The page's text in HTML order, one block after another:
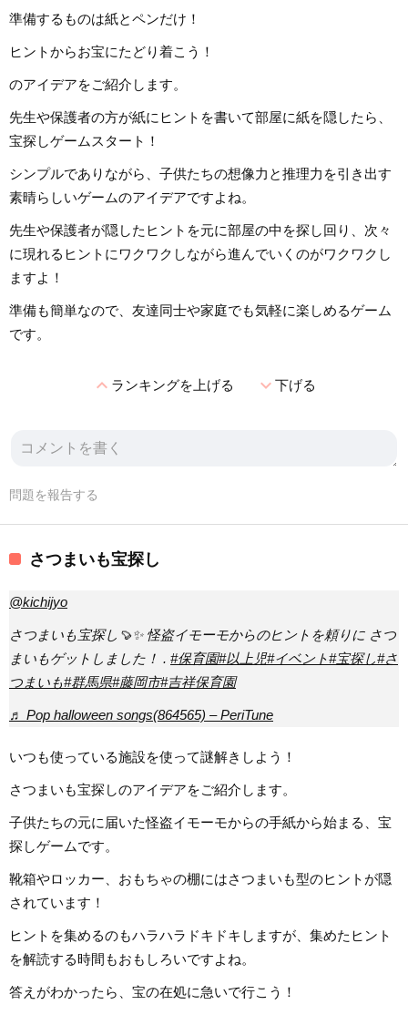
準備するものは紙とペンだけ！
ヒントからお宝にたどり着こう！
のアイデアをご紹介します。
先生や保護者の方が紙にヒントを書いて部屋に紙を隠したら、
宝探しゲームスタート！
シンプルでありながら、子供たちの想像力と推理力を引き出す
素晴らしいゲームのアイデアですよね。
先生や保護者が隠したヒントを元に部屋の中を探し回り、次々
に現れるヒントにワクワクしながら進んでいくのがワクワクし
ますよ！
準備も簡単なので、友達同士や家庭でも気軽に楽しめるゲーム
です。
expand_lessランキングを上げる expand_more下げる
問題を報告する
さつまいも宝探し
@kichijyo
さつまいも宝探し🍠✨ 怪盗イモーモからのヒントを頼りに さつ
まいもゲットしました！ . #保育園#以上児#イベント#宝探し#さ
つまいも#群馬県#藤岡市#吉祥保育園
♬ Pop halloween songs(864565) – PeriTune
いつも使っている施設を使って謎解きしよう！
さつまいも宝探しのアイデアをご紹介します。
子供たちの元に届いた怪盗イモーモからの手紙から始まる、宝
探しゲームです。
靴箱やロッカー、おもちゃの棚にはさつまいも型のヒントが隠
されています！
ヒントを集めるのもハラハラドキドキしますが、集めたヒント
を解読する時間もおもしろいですよね。
答えがわかったら、宝の在処に急いで行こう！